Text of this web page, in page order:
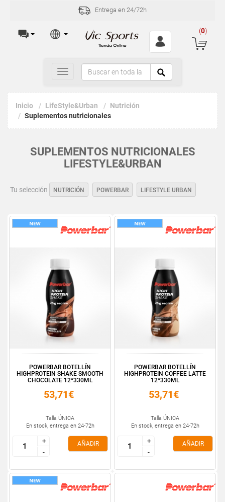
Entrega en 24/72h
(0)
Toggle
navigation
Inicio LifeStyle&Urban
Nutrición
Suplementos nutricionales
SUPLEMENTOS NUTRICIONALES
LIFESTYLE&URBAN
Tu selección NUTRICIÓN POWERBAR LIFESTYLE URBAN
POWERBAR BOTELLÍN
HIGHPROTEIN SHAKE SMOOTH
CHOCOLATE 12*330ML
53,71€
Talla ÚNICA
En stock, entrega en 24-72h
+
-
+
-
AÑADIR
POWERBAR BOTELLÍN
HIGHPROTEIN COFFEE LATTE
12*330ML
53,71€
Talla ÚNICA
En stock, entrega en 24-72h
+
-
+
-
AÑADIR